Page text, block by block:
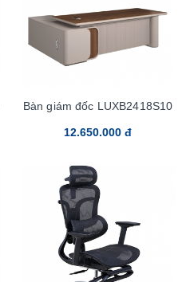
Bàn giám đốc LUXB2418S10
12.650.000 đ